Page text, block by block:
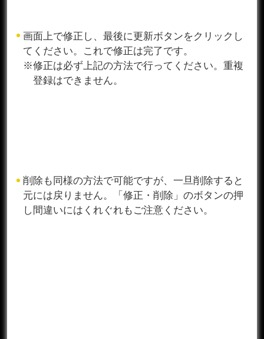
画面上で修正し、最後に更新ボタンをクリックし
てください。これで修正は完了です。
※修正は必ず上記の方法で行ってください。重複
登録はできません。
削除も同様の方法で可能ですが、一旦削除すると
元には戻りません。「修正・削除」のボタンの押
し間違いにはくれぐれもご注意ください。